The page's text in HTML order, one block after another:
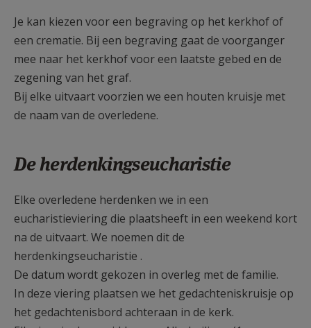
Je kan kiezen voor een begraving op het kerkhof of
een crematie. Bij een begraving gaat de voorganger
mee naar het kerkhof voor een laatste gebed en de
zegening van het graf.
Bij elke uitvaart voorzien we een houten kruisje met
de naam van de overledene.
De herdenkingseucharistie
Elke overledene herdenken we in een
eucharistieviering die plaatsheeft in een weekend kort
na de uitvaart. We noemen dit de
herdenkingseucharistie .
De datum wordt gekozen in overleg met de familie.
In deze viering plaatsen we het gedachteniskruisje op
het gedachtenisbord achteraan in de kerk.